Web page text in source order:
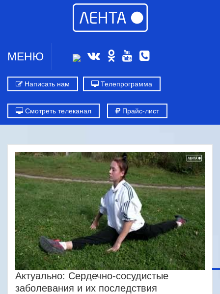
МЕНЮ
Написать нам Телепрограмма
Смотреть телеканал Прайс-лист
Актуально: Сердечно-сосудистые
заболевания и их последствия